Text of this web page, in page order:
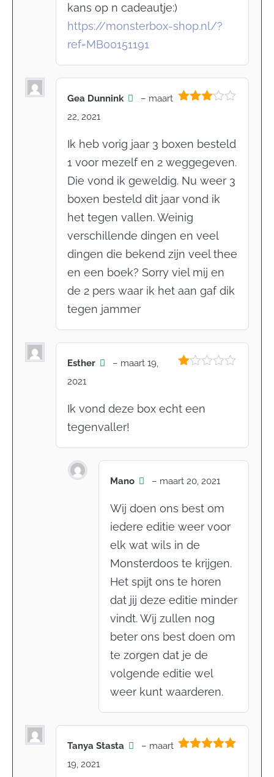
kans op n cadeautje:)
https://monsterbox-shop.nl/?
ref=MB00151191
Gea Dunnink – maart
22, 2021
Ik heb vorig jaar 3 boxen besteld
1 voor mezelf en 2 weggegeven.
Die vond ik geweldig. Nu weer 3
boxen besteld dit jaar vond ik
het tegen vallen. Weinig
verschillende dingen en veel
dingen die bekend zijn veel thee
en een boek? Sorry viel mij en
de 2 pers waar ik het aan gaf dik
tegen jammer
5
Esther – maart 19,
2021
Ik vond deze box echt een
tegenvaller!
Mano – maart 20, 2021
Wij doen ons best om
iedere editie weer voor
elk wat wils in de
Monsterdoos te krijgen.
Het spijt ons te horen
dat jij deze editie minder
vindt. Wij zullen nog
beter ons best doen om
te zorgen dat je de
volgende editie wel
weer kunt waarderen.
Tanya Stasta – maart
19, 2021